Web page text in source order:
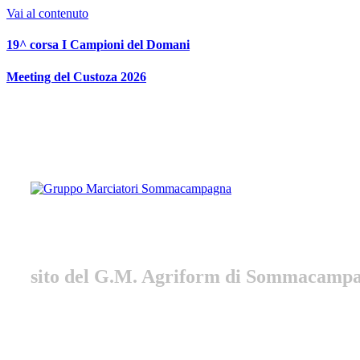
Vai al contenuto
19^ corsa I Campioni del Domani
Meeting del Custoza 2026
sito del G.M. Agriform di